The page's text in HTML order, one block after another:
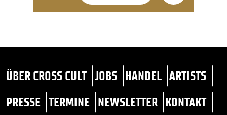
ÜBER CROSS CULT JOBS HANDEL ARTISTS
PRESSE TERMINE NEWSLETTER KONTAKT